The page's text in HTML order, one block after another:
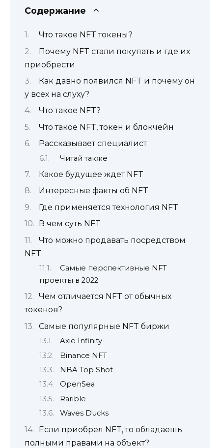
Содержание
Что такое NFT токены?
Почему NFT стали покупать и где их
приобрести
Как давно появился NFT и почему он
у всех на слуху?
Что такое NFT?
Что такое NFT, токен и блокчейн
Рассказывает специалист
Читай также
Какое будущее ждет NFT
Интересные факты об NFT
Где применяется технология NFT
В чем суть NFT
Что можно продавать посредством
NFT
Самые перспективные NFT
проекты в 2022
Чем отличается NFT от обычных
токенов?
Самые популярные NFT биржи
Axie Infinity
Binance NFT
NBA Top Shot
OpenSea
Rarible
Waves Ducks
Если приобрел NFT, то обладаешь
полными правами на объект?